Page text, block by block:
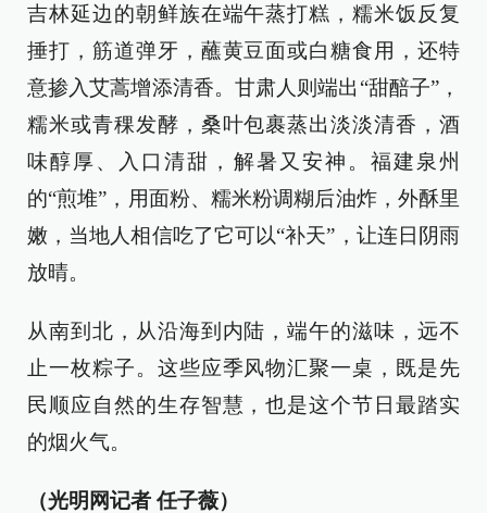
吉林延边的朝鲜族在端午蒸打糕，糯米饭反复
捶打，筋道弹牙，蘸黄豆面或白糖食用，还特
意掺入艾蒿增添清香。甘肃人则端出“甜醅子”，
糯米或青稞发酵，桑叶包裹蒸出淡淡清香，酒
味醇厚、入口清甜，解暑又安神。福建泉州
的“煎堆”，用面粉、糯米粉调糊后油炸，外酥里
嫩，当地人相信吃了它可以“补天”，让连日阴雨
放晴。
从南到北，从沿海到内陆，端午的滋味，远不
止一枚粽子。这些应季风物汇聚一桌，既是先
民顺应自然的生存智慧，也是这个节日最踏实
的烟火气。
（光明网记者 任子薇）